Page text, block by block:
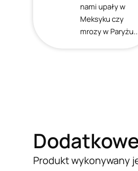
nami upały w
Meksyku czy
mrozy w
Produkt wykonywany